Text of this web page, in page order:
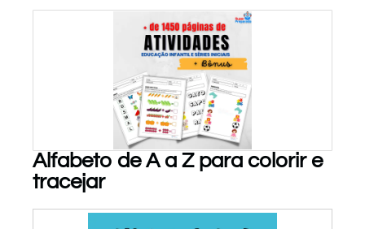
PARA BAIXAR!
Alfabeto de A a Z para colorir e
tracejar